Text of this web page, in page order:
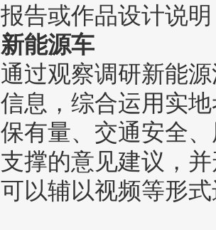
报告或作品设计说
新能源车
通过观察调研新能
信息，综合运用实
保有量、交通安全
支撑的意见建议，
可以辅以视频等形